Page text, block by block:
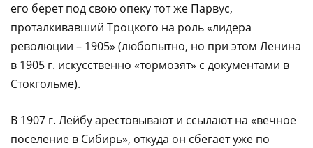
его берет под свою опеку тот же Парвус,
проталкивавший Троцкого на роль «лидера
революции – 1905» (любопытно, но при этом Ленина
в 1905 г. искусственно «тормозят» с документами в
Стокгольме).
В 1907 г. Лейбу арестовывают и ссылают на «вечное
поселение в Сибирь», откуда он сбегает уже по